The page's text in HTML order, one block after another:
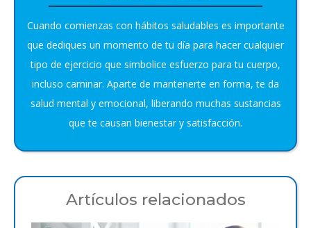
Cuando comienzas con hábitos saludables es importante
que dediques un momento de tu día para hacer cualquier
tipo de ejercicio que simbolice esfuerzo para tu cuerpo,
incluso caminar. Aparte de mantenerte en forma, te da
salud mental y emocional, liberando muchas sustancias
que te causan bienestar y satisfacción.
Artículos relacionados